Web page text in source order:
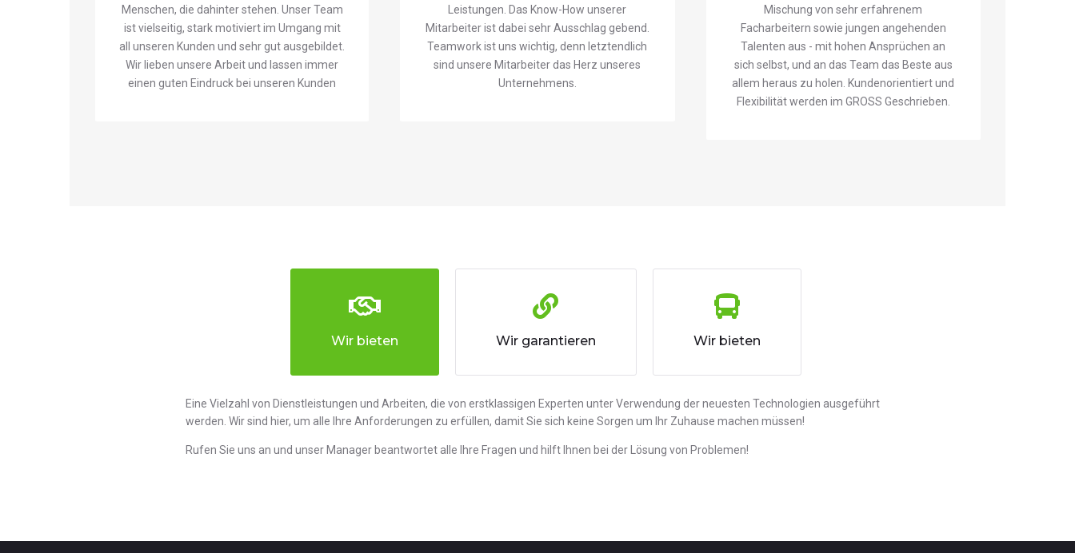
Menschen, die dahinter stehen. Unser Team
ist vielseitig, stark motiviert im Umgang mit
all unseren Kunden und sehr gut ausgebildet.
Wir lieben unsere Arbeit und lassen immer
einen guten Eindruck bei unseren Kunden
Leistungen. Das Know-How unserer
Mitarbeiter ist dabei sehr Ausschlag gebend.
Teamwork ist uns wichtig, denn letztendlich
sind unsere Mitarbeiter das Herz unseres
Unternehmens.
Mischung von sehr erfahrenem
Facharbeitern sowie jungen angehenden
Talenten aus - mit hohen Ansprüchen an
sich selbst, und an das Team das Beste aus
allem heraus zu holen. Kundenorientiert und
Flexibilität werden im GROSS Geschrieben.
Wir bieten Wir garantieren Wir bieten
Eine Vielzahl von Dienstleistungen und Arbeiten, die von erstklassigen Experten unter Verwendung der neuesten Technologien ausgeführt
werden. Wir sind hier, um alle Ihre Anforderungen zu erfüllen, damit Sie sich keine Sorgen um Ihr Zuhause machen müssen!
Rufen Sie uns an und unser Manager beantwortet alle Ihre Fragen und hilft Ihnen bei der Lösung von Problemen!